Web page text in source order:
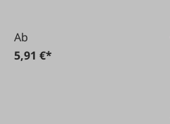
Ab
5,91 €*